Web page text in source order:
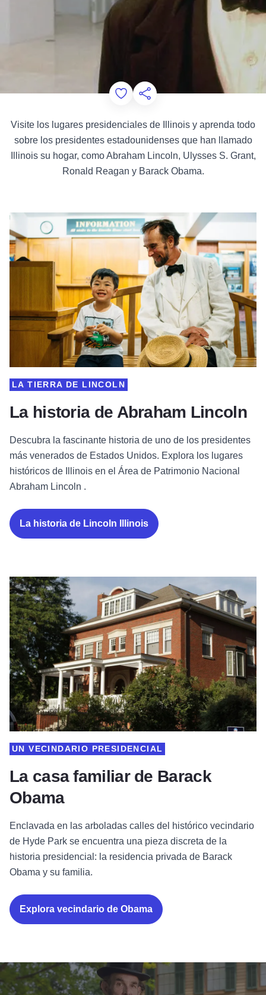
Add to Favorites
Compartir esta página
Visite los lugares presidenciales de Illinois y aprenda todo
sobre los presidentes estadounidenses que han llamado
Illinois su hogar, como Abraham Lincoln, Ulysses S. Grant,
Ronald Reagan y Barack Obama.
La historia de Abraham Lincoln
LA TIERRA DE LINCOLN
Descubra la fascinante historia de uno de los presidentes
más venerados de Estados Unidos. Explora los lugares
históricos de Illinois en el Área de Patrimonio Nacional
Abraham Lincoln .
La historia de Lincoln Illinois
La casa familiar de Barack
Obama
UN VECINDARIO PRESIDENCIAL
Enclavada en las arboladas calles del histórico vecindario
de Hyde Park se encuentra una pieza discreta de la
historia presidencial: la residencia privada de Barack
Obama y su familia.
Explora vecindario de Obama